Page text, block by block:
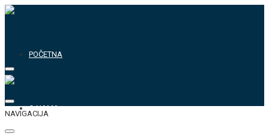
POČETNA
O NAMA
NAVIGACIJA